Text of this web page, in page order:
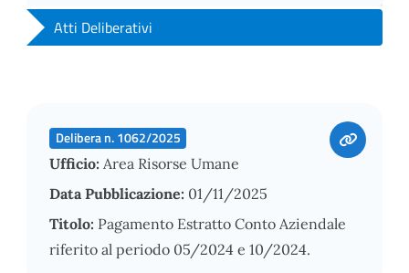
Atti Deliberativi
Delibera n. 1062/2025
Ufficio: Area Risorse Umane
Data Pubblicazione: 01/11/2025
Titolo: Pagamento Estratto Conto Aziendale
riferito al periodo 05/2024 e 10/2024.